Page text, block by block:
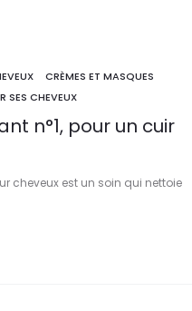
CRÈMES ET MASQUES
SES CHEVEUX
n°1, pour un cuir
cheveux est un soin qui nettoie